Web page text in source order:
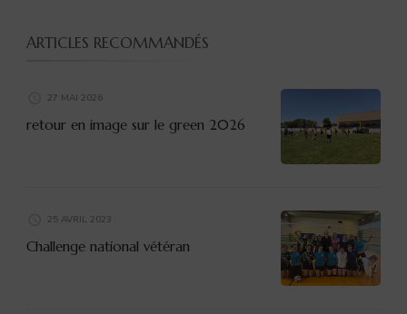
ARTICLES RECOMMANDÉS
27 MAI 2026
retour en image sur le green 2026
25 AVRIL 2023
Challenge national vétéran